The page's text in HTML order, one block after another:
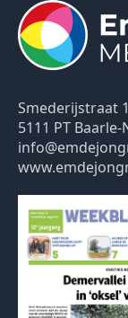
Smederijstraat
5111 PT Baarle-